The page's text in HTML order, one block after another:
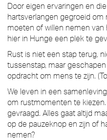
Door eigen ervaringen en
hartsverlangen gegroeid
moeten of willen nemen van
hier in Hunge een plek te
Rust is niet een stap terug,
tussenstap, maar
opdracht om mens te zijn.
We leven in een
om rustmomenten te
gevraagd. Alles gaat altijd
op de pauzeknop en zijn of
nemen?